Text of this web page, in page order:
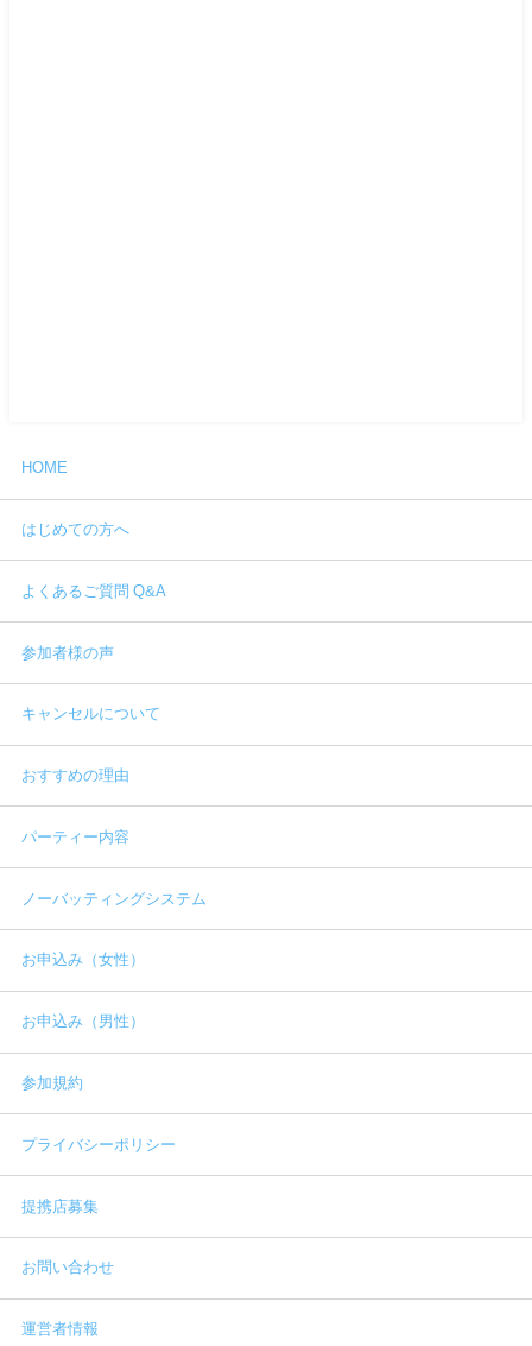
HOME
はじめての方へ
よくあるご質問 Q&A
参加者様の声
キャンセルについて
おすすめの理由
パーティー内容
ノーバッティングシステム
お申込み（女性）
お申込み（男性）
参加規約
プライバシーポリシー
提携店募集
お問い合わせ
運営者情報